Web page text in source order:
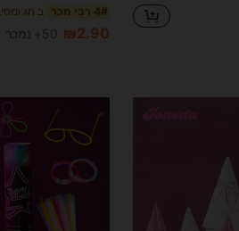
4# רבי מכר
₪2.90 50+ נמכר